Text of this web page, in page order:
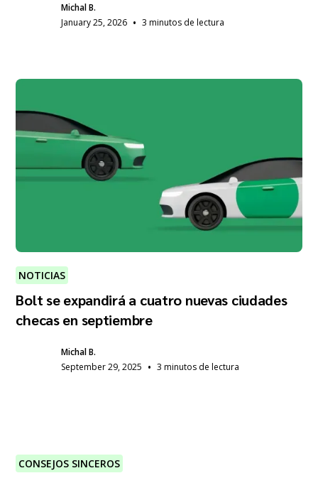
Michal B.
January 25, 2026 • 3 minutos de lectura
NOTICIAS
Bolt se expandirá a cuatro nuevas ciudades
checas en septiembre
Michal B.
September 29, 2025 • 3 minutos de lectura
CONSEJOS SINCEROS